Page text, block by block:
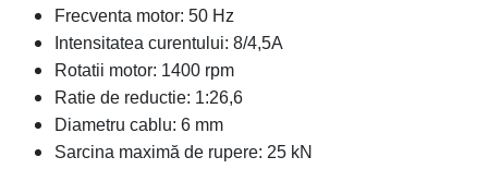
Frecventa motor: 50 Hz
Intensitatea curentului: 8/4,5A
Rotatii motor: 1400 rpm
Ratie de reductie: 1:26,6
Diametru cablu: 6 mm
Sarcina maximă de rupere: 25 kN